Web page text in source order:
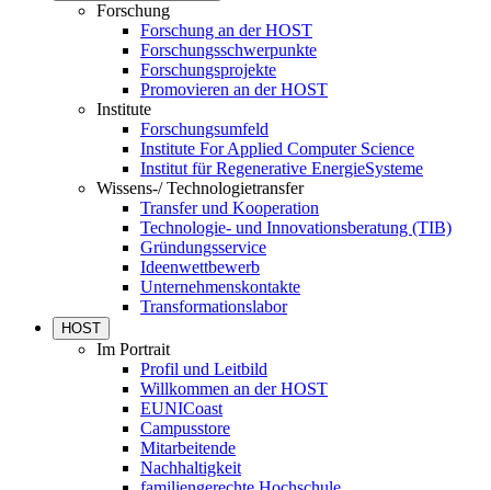
Forschung
Forschung an der HOST
Forschungsschwerpunkte
Forschungsprojekte
Promovieren an der HOST
Institute
Forschungsumfeld
Institute For Applied Computer Science
Institut für Regenerative EnergieSysteme
Wissens-/ Technologietransfer
Transfer und Kooperation
Technologie- und Innovationsberatung (TIB)
Gründungsservice
Ideenwettbewerb
Unternehmenskontakte
Transformationslabor
HOST
Im Portrait
Profil und Leitbild
Willkommen an der HOST
EUNICoast
Campusstore
Mitarbeitende
Nachhaltigkeit